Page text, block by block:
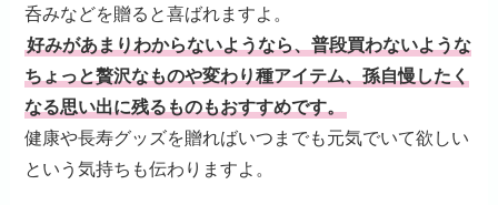
呑みなどを贈ると喜ばれますよ。
好みがあまりわからないようなら、普段買わないような
ちょっと贅沢なものや変わり種アイテム、孫自慢したく
なる思い出に残るものもおすすめです。
健康や長寿グッズを贈ればいつまでも元気でいて欲しい
という気持ちも伝わりますよ。